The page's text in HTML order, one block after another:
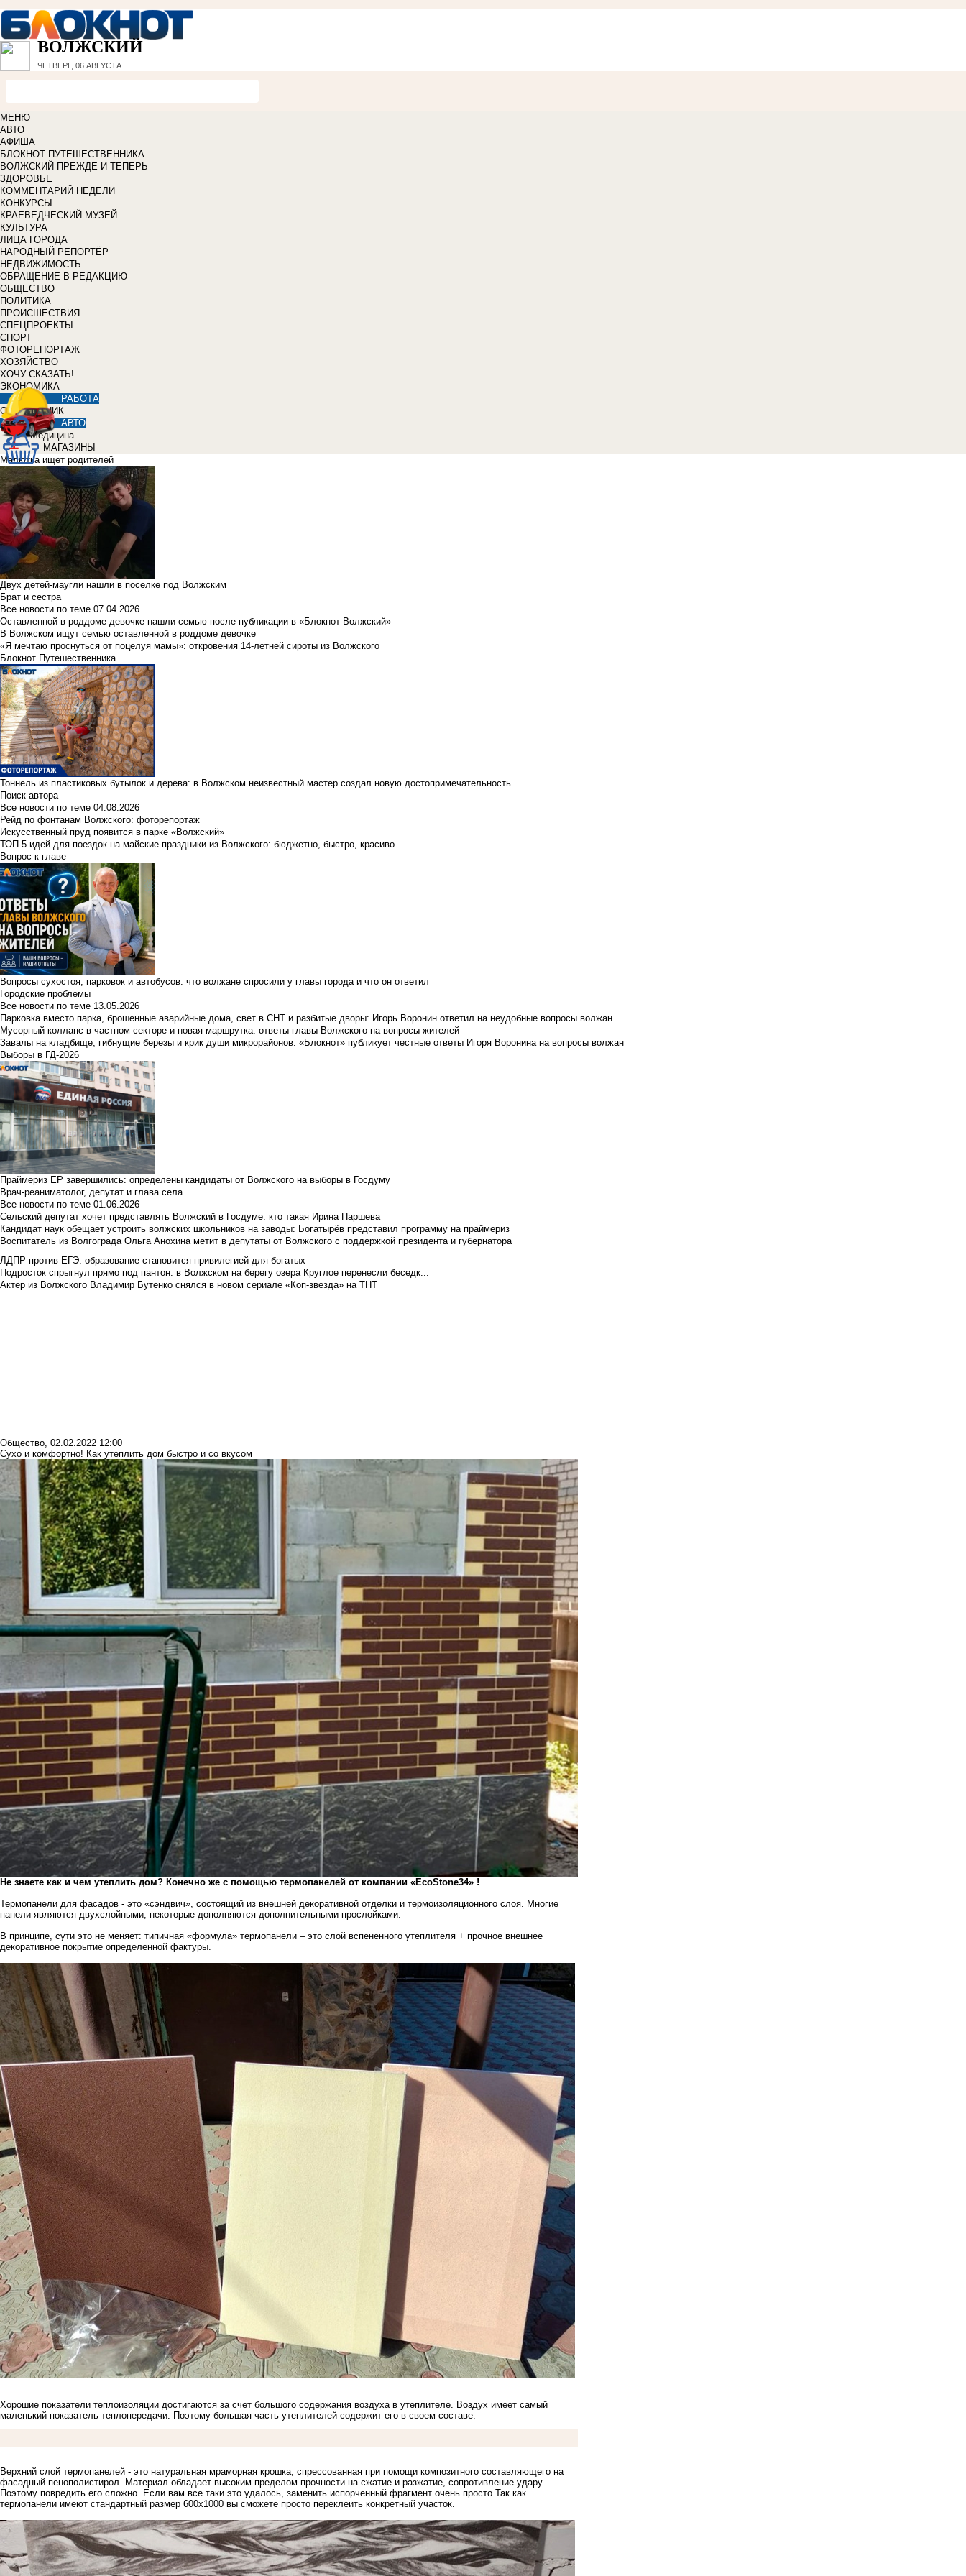
ВОЛЖСКИЙ
ЧЕТВЕРГ, 06 АВГУСТА
МЕНЮ
АВТО
АФИША
БЛОКНОТ ПУТЕШЕСТВЕННИКА
ВОЛЖСКИЙ ПРЕЖДЕ И ТЕПЕРЬ
ЗДОРОВЬЕ
КОММЕНТАРИЙ НЕДЕЛИ
КОНКУРСЫ
КРАЕВЕДЧЕСКИЙ МУЗЕЙ
КУЛЬТУРА
ЛИЦА ГОРОДА
НАРОДНЫЙ РЕПОРТЁР
НЕДВИЖИМОСТЬ
ОБРАЩЕНИЕ В РЕДАКЦИЮ
ОБЩЕСТВО
ПОЛИТИКА
ПРОИСШЕСТВИЯ
СПЕЦПРОЕКТЫ
СПОРТ
ФОТОРЕПОРТАЖ
ХОЗЯЙСТВО
ХОЧУ СКАЗАТЬ!
ЭКОНОМИКА
РАБОТА
СПРАВОЧНИК
АВТО
Медицина
МАГАЗИНЫ
Малютка ищет родителей
Двух детей-маугли нашли в поселке под Волжским
Брат и сестра
Все новости по теме 07.04.2026
Оставленной в роддоме девочке нашли семью после публикации в «Блокнот Волжский»
В Волжском ищут семью оставленной в роддоме девочке
«Я мечтаю проснуться от поцелуя мамы»: откровения 14-летней сироты из Волжского
Блокнот Путешественника
Тоннель из пластиковых бутылок и дерева: в Волжском неизвестный мастер создал новую достопримечательность
Поиск автора
Все новости по теме 04.08.2026
Рейд по фонтанам Волжского: фоторепортаж
Искусственный пруд появится в парке «Волжский»
ТОП-5 идей для поездок на майские праздники из Волжского: бюджетно, быстро, красиво
Вопрос к главе
Вопросы сухостоя, парковок и автобусов: что волжане спросили у главы города и что он ответил
Городские проблемы
Все новости по теме 13.05.2026
Парковка вместо парка, брошенные аварийные дома, свет в СНТ и разбитые дворы: Игорь Воронин ответил на неудобные вопросы волжан
Мусорный коллапс в частном секторе и новая маршрутка: ответы главы Волжского на вопросы жителей
Завалы на кладбище, гибнущие березы и крик души микрорайонов: «Блокнот» публикует честные ответы Игоря Воронина на вопросы волжан
Выборы в ГД-2026
Праймериз ЕР завершились: определены кандидаты от Волжского на выборы в Госдуму
Врач-реаниматолог, депутат и глава села
Все новости по теме 01.06.2026
Сельский депутат хочет представлять Волжский в Госдуме: кто такая Ирина Паршева
Кандидат наук обещает устроить волжских школьников на заводы: Богатырёв представил программу на праймериз
Воспитатель из Волгограда Ольга Анохина метит в депутаты от Волжского с поддержкой президента и губернатора
ЛДПР против ЕГЭ: образование становится привилегией для богатых
Подросток спрыгнул прямо под пантон: в Волжском на берегу озера Круглое перенесли беседк...
Актер из Волжского Владимир Бутенко снялся в новом сериале «Коп-звезда» на ТНТ
Общество, 02.02.2022 12:00
Сухо и комфортно! Как утеплить дом быстро и со вкусом
Не знаете как и чем утеплить дом? Конечно же с помощью термопанелей от компании «EcoStone34» !
Термопанели для фасадов - это «сэндвич», состоящий из внешней декоративной отделки и термоизоляционного слоя. Многие
панели являются двухслойными, некоторые дополняются дополнительными прослойками.
В принципе, сути это не меняет: типичная «формула» термопанели – это слой вспененного утеплителя + прочное внешнее
декоративное покрытие определенной фактуры.
Хорошие показатели теплоизоляции достигаются за счет большого содержания воздуха в утеплителе. Воздух имеет самый
маленький показатель теплопередачи. Поэтому большая часть утеплителей содержит его в своем составе.
Верхний слой термопанелей - это натуральная мраморная крошка, спрессованная при помощи композитного составляющего на
фасадный пенополистирол. Материал обладает высоким пределом прочности на сжатие и разжатие, сопротивление удару.
Поэтому повредить его сложно. Если вам все таки это удалось, заменить испорченный фрагмент очень просто.Так как
термопанели имеют стандартный размер 600х1000 вы сможете просто переклеить конкретный участок.